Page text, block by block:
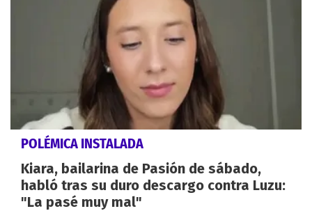
POLÉMICA INSTALADA
Kiara, bailarina de Pasión de sábado,
habló tras su duro descargo contra Luzu:
"La pasé muy mal"